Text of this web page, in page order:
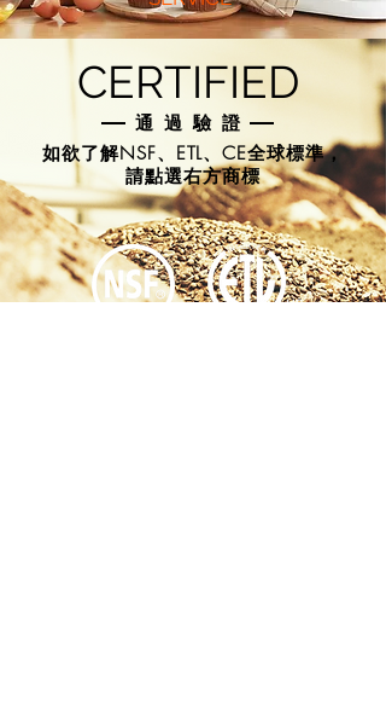
通過驗證
CERTIFIED
如欲了解NSF、ETL、CE全球標準，
請點選右方商標